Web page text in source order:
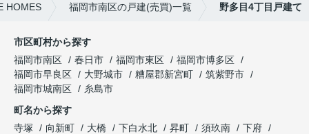
HOMES 福岡市南区の戸建(売買)一覧 野多目4丁目戸建て
市区町村から探す
福岡市南区
春日市 福岡市東区
福岡市博多区
福岡市早良区
大野城市 糟屋郡新宮町
筑紫野市
福岡市城南区
糸島市
町名から探す
寺塚
向新町 大橋 下白水北 昇町 須玖南
下府